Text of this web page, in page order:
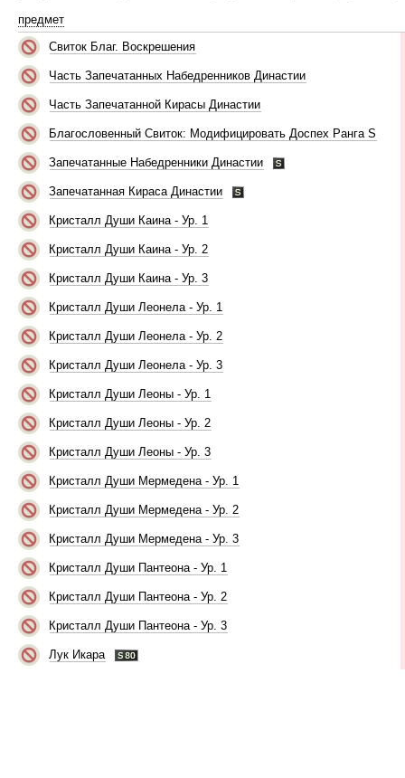
предмет
Свиток Благ. Воскрешения
Часть Запечатанных Набедренников Династии
Часть Запечатанной Кирасы Династии
Благословенный Свиток: Модифицировать Доспех Ранга S
Запечатанные Набедренники Династии
Запечатанная Кираса Династии
Кристалл Души Каина - Ур. 1
Кристалл Души Каина - Ур. 2
Кристалл Души Каина - Ур. 3
Кристалл Души Леонела - Ур. 1
Кристалл Души Леонела - Ур. 2
Кристалл Души Леонела - Ур. 3
Кристалл Души Леоны - Ур. 1
Кристалл Души Леоны - Ур. 2
Кристалл Души Леоны - Ур. 3
Кристалл Души Мермедена - Ур. 1
Кристалл Души Мермедена - Ур. 2
Кристалл Души Мермедена - Ур. 3
Кристалл Души Пантеона - Ур. 1
Кристалл Души Пантеона - Ур. 2
Кристалл Души Пантеона - Ур. 3
Лук Икара